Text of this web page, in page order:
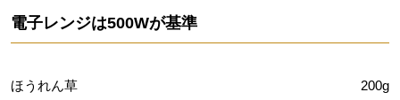
電子レンジは500Wが基準
ほうれん草 200g